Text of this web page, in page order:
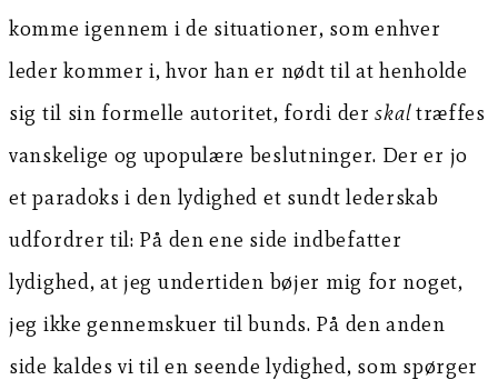
komme igennem i de situationer, som enhver
leder kommer i, hvor han er nødt til at henholde
sig til sin formelle autoritet, fordi derskaltræffes
vanskelige og upopulære beslutninger. Der er jo
et paradoks i den lydighed et sundt lederskab
udfordrer til: På den ene side indbefatter
lydighed, at jeg undertiden bøjer mig for noget,
jeg ikke gennemskuer til bunds. På den anden
side kaldes vi til en seende lydighed, som spørger